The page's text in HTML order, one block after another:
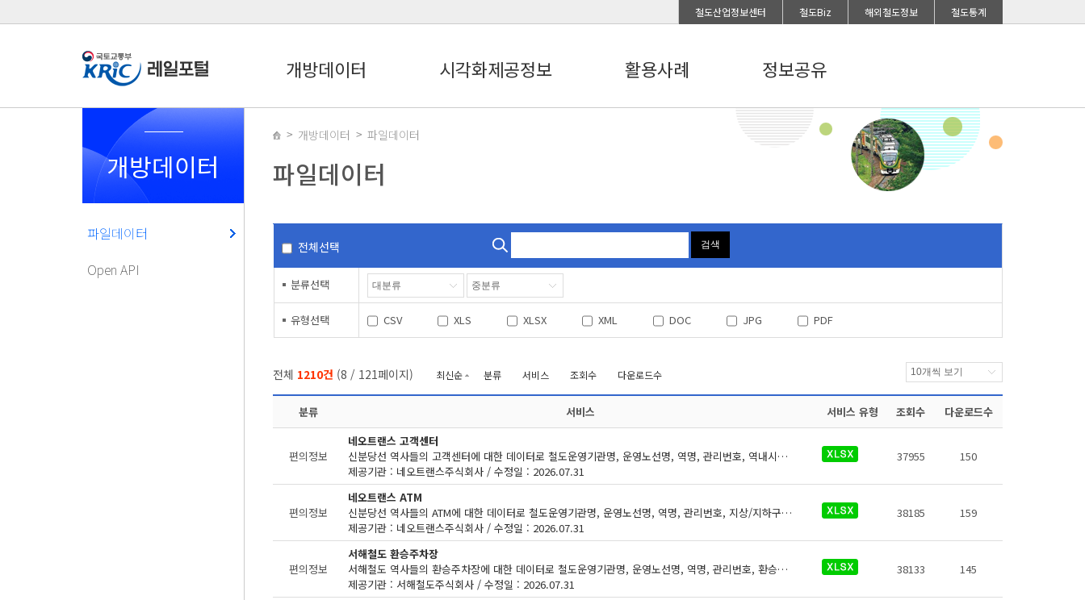
철도산업정보센터 철도Biz 해외철도정보 철도통계
개방데이터 시각화제공정보 활용사례 정보공유
개방데이터
파일데이터
Open API
개방데이터 파일데이터
파일데이터
전체선택 검색
분류선택
유형선택 CSV XLS XLSX XML DOC JPG PDF
전체 1210건 (8 / 121페이지) 최신순 분류 서비스 조회수 다운로드수
분류 서비스 서비스 유형 조회수 다운로드수
편의정보
네오트랜스 고객센터
신분당선 역사들의 고객센터에 대한 데이터로 철도운영기관명, 운영노선명, 역명, 관리번호, 역내시설구분, 지상지하구분, 역층, (근접) 출입구번호, 상세위치, 이용시간, 전화번호, 데이터 기준일자, 참고사항이 있습니다.
제공기관 : 네오트랜스주식회사 / 수정일 : 2026.07.31
37955 150
편의정보
네오트랜스 ATM
신분당선 역사들의 ATM에 대한 데이터로 철도운영기관명, 운영노선명, 역명, 관리번호, 지상/지하구분, 역층, 상세위치, 금융기관명, 이용가능시간, 연락처, 데이터 기준일자, 참고사항이 있습니다.
제공기관 : 네오트랜스주식회사 / 수정일 : 2026.07.31
38185 159
편의정보
서해철도 환승주차장
서해철도 역사들의 환승주차장에 대한 데이터로 철도운영기관명, 운영노선명, 역명, 관리번호, 환승주차장명, 출입구 번호, 주차면수, 급지, 운영시간(평일), 운영시간(휴일), 주차요금, 주차요금(월정액권), 주차요금(기타), 운영기관명, 전화번호, 데이터 기준일자, 참고사항이 있습니다.
제공기관 : 서해철도주식회사 / 수정일 : 2026.07.31
38133 145